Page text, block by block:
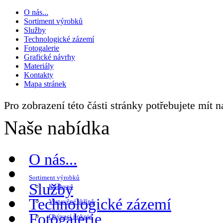
O nás...
Sortiment výrobků
Služby
Technologické zázemí
Fotogalerie
Grafické návrhy
Materiály
Kontakty
Mapa stránek
Pro zobrazení této části stránky potřebujete mít
Naše nabídka
O nás...
Sortiment výrobků
Kuchyně
Vestavěné skříně
Obývací pokoje
Služby
Technologické zázemí
Fotogalerie